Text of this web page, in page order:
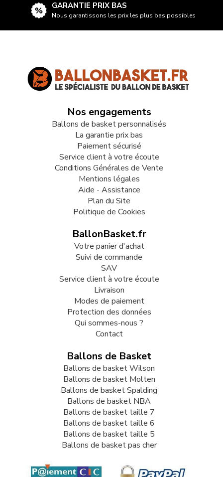
GARANTIE PRIX BAS
Nous garantissons les prix les plus bas possibles
Nos engagements
Ballons de basket personnalisés
La garantie prix bas
Paiement sécurisé
Service client à votre écoute
Conditions Générales de Vente
Mentions légales
Aide - Assistance
Plan du Site
Politique de Cookies
BallonBasket.fr
Votre panier d'achat
Suivi de commande
SAV
Service client à votre écoute
Livraison
Modes de paiement
Protection des données
Qui sommes-nous ?
Contact
Ballons de Basket
Ballons de basket Wilson
Ballons de basket Molten
Ballons de basket Spalding
Ballons de basket NBA
Ballons de basket taille 7
Ballons de basket taille 6
Ballons de basket taille 5
Ballons de basket pas cher